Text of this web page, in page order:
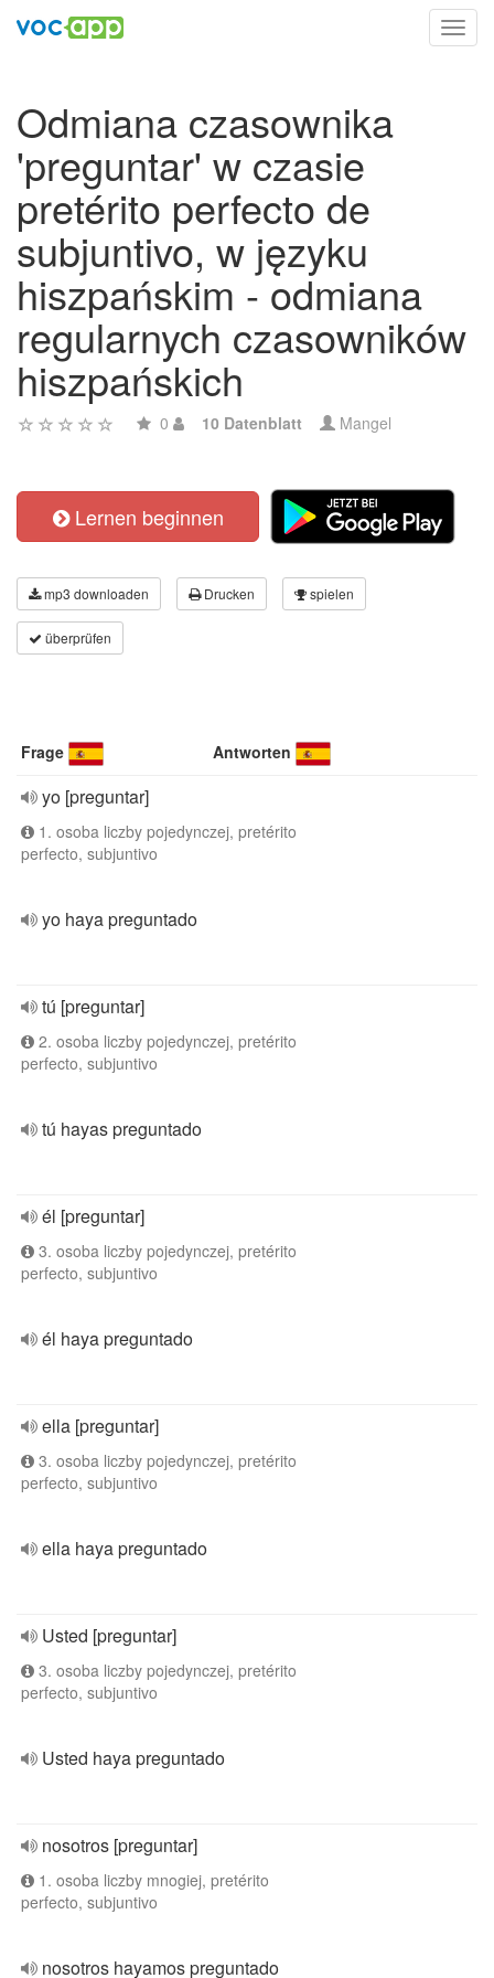
Odmiana czasownika
'preguntar' w czasie
pretérito perfecto de
subjuntivo, w języku
hiszpańskim - odmiana
regularnych czasowników
hiszpańskich
0 10 Datenblatt Mangel
Lernen beginnen
mp3 downloaden Drucken spielen
überprüfen
Frage Antworten
yo [preguntar]
1. osoba liczby pojedynczej, pretérito
perfecto, subjuntivo
yo haya preguntado
tú [preguntar]
2. osoba liczby pojedynczej, pretérito
perfecto, subjuntivo
tú hayas preguntado
él [preguntar]
3. osoba liczby pojedynczej, pretérito
perfecto, subjuntivo
él haya preguntado
ella [preguntar]
3. osoba liczby pojedynczej, pretérito
perfecto, subjuntivo
ella haya preguntado
Usted [preguntar]
3. osoba liczby pojedynczej, pretérito
perfecto, subjuntivo
Usted haya preguntado
nosotros [preguntar]
1. osoba liczby mnogiej, pretérito
perfecto, subjuntivo
nosotros hayamos preguntado